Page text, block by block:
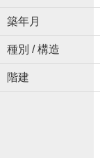
築年月
種別 / 構造
階建